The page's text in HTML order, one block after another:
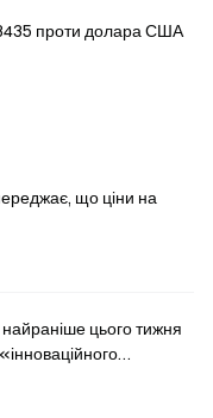
проти долара США
що ціни на
цього тижня